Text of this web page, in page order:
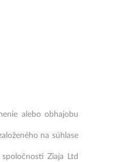
alebo obhajobu
na súhlase
Ziaja Ltd